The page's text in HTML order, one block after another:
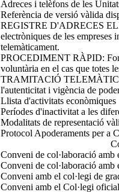
Adreces i telèfons de les
Referència de versió vàlida
REGISTRE D'ADRECES
electròniques de les empreses
telemàticament.
PROCEDIMENT RÀPID:
voluntària en el cas que totes
TRAMITACIÓ
l'autenticitat i vigència de
Llista d'activitats econòmiques
Períodes d'inactivitat a les
Modalitats de representació
Protocol Apoderaments per a
Conveni de col·laboració amb
Conveni de col·laboració
Conveni amb el col·legi de
Conveni amb el Col·legi